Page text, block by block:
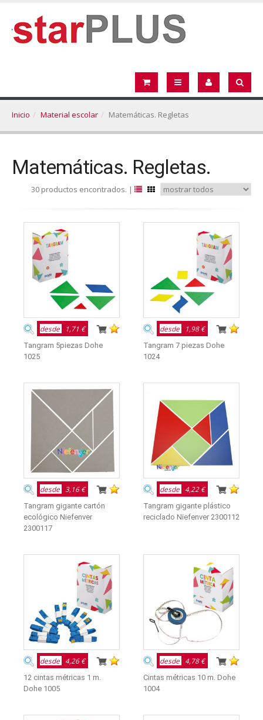
Inicio Material escolar Matemáticas. Regletas
Matemáticas. Regletas.
30 productos encontrados. |
desde 1,71 €
Tangram 5piezas Dohe
1025
desde 1,98 €
Tangram 7 piezas Dohe
1024
desde 3,16 €
Tangram gigante cartón
ecológico Niefenver
2300117
desde 4,22 €
Tangram gigante plástico
reciclado Niefenver 2300112
desde 4,26 €
12 cintas métricas 1 m.
Dohe 1005
desde 4,78 €
Cintas métricas 10 m. Dohe
1004